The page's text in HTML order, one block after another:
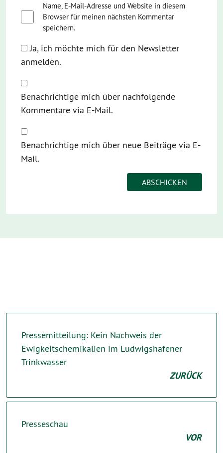
Name, E-Mail-Adresse und Website in diesem
Browser für meinen nächsten Kommentar
speichern.
Ja, ich möchte mich für den Newsletter
anmelden.
Benachrichtige mich über nachfolgende
Kommentare via E-Mail.
Benachrichtige mich über neue Beiträge via E-
Mail.
Pressemitteilung: Kein Nachweis der
Ewigkeitschemikalien im Ludwigshafener
Trinkwasser
ZURÜCK
Presseschau
VOR